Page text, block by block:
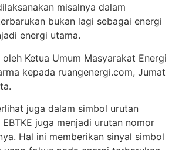
misalnya dalam
bukan lagi sebagai energi
energi utama.
Ketua Umum Masyarakat Energi
kepada ruangenergi.com, Jumat
juga dalam simbol urutan
juga menjadi urutan nomor
Hal ini memberikan sinyal simbol